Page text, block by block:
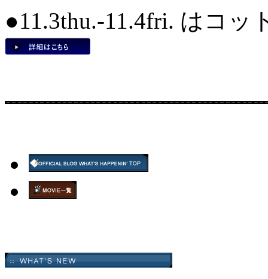
●11.3thu.-11.4fri. はコッ